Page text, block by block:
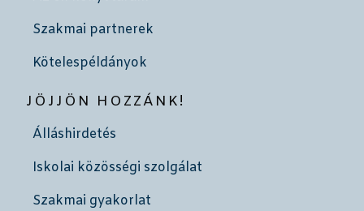
Szakmai partnerek
Kötelespéldányok
JÖJJÖN HOZZÁNK!
Álláshirdetés
Iskolai közösségi szolgálat
Szakmai gyakorlat